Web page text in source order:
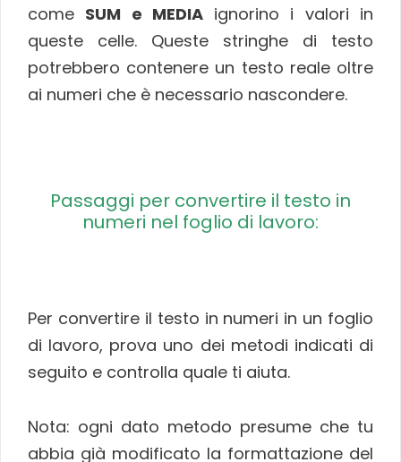
come SUM e MEDIAignorino i valori in
queste celle. Queste stringhe di testo
potrebbero contenere un testo reale oltre
ai numeri che è necessario nascondere.
Passaggi per convertire il testo in
numeri nel foglio di lavoro:
Per convertire il testo in numeri in un foglio
di lavoro, prova uno dei metodi indicati di
seguito e controlla quale ti aiuta.
Nota: ogni dato metodo presume che tu
abbia già modificato la formattazione del